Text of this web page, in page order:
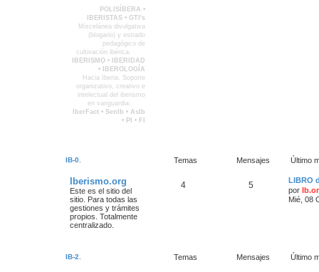
POLISÍBERA •
IBERISTAS • GTI's
Miscelánea divulgativa
(blogario) y estrado
pedagógico de
cultivación ibérica:
IBERISMO • IBERIDAD
• IBEROLOGÍA
Hacia Iberia. Soporte
organizativo, creativo e
intelectual del iberismo
en vanguardia:
IberFact • SenIb • AsIb
• PI • FI
IB-0. Temas Mensajes Último
Iberismo.org
Este es el sitio del
sitio. Para todas las
gestiones y trámites
propios. Totalmente
centralizado.
4 5
LIBRO
por
Mié, 08
IB-2. Temas Mensajes Último